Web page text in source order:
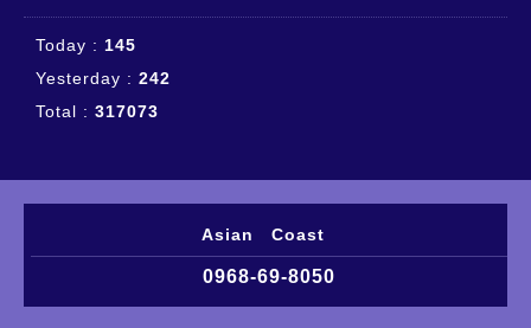
Today : 145
Yesterday : 242
Total : 317073
Asian Coast
0968-69-8050